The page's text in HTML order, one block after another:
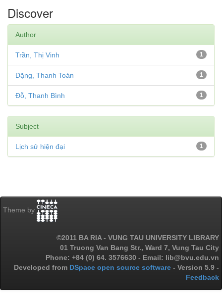
Discover
Author
1
Trần, Thị Vinh
1
Đặng, Thanh Toán
1
Đỗ, Thanh Bình
Subject
1
Lịch sử hiện đại
Theme by
©2011 BA RIA - VUNG TAU UNIVERSITY LIBRARY
01 Truong Van Bang Str., Ward 7, Vung Tau City
Phone: +84 (0) 64. 3576630 - Email: lib@bvu.edu.vn
Developed from DSpace open source software - Version 5.9 -
Feedback